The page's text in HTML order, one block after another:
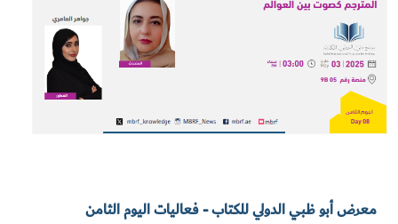
معرض أبو ظبي الدولي للكتاب - فعاليات اليوم الثامن